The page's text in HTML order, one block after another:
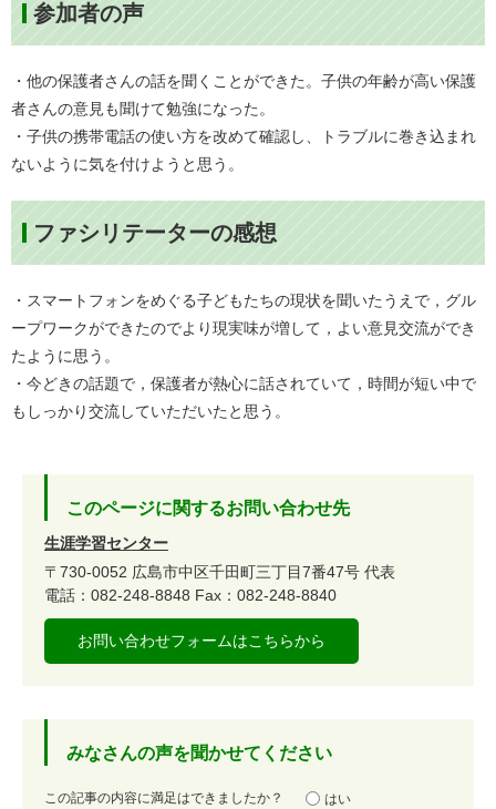
参加者の声
・他の保護者さんの話を聞くことができた。子供の年齢が高い保護
者さんの意見も聞けて勉強になった。
・子供の携帯電話の使い方を改めて確認し、トラブルに巻き込まれ
ないように気を付けようと思う。
ファシリテーターの感想
・スマートフォンをめぐる子どもたちの現状を聞いたうえで，グル
ープワークができたのでより現実味が増して，よい意見交流ができ
たように思う。
・今どきの話題で，保護者が熱心に話されていて，時間が短い中で
もしっかり交流していただいたと思う。
このページに関するお問い合わせ先
生涯学習センター
〒730-0052 広島市中区千田町三丁目7番47号 代表
電話：082-248-8848 Fax：082-248-8840
お問い合わせフォームはこちらから
みなさんの声を聞かせてください
満
この記事の内容に満足はできましたか？
はい